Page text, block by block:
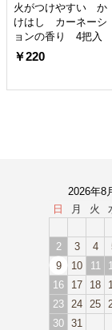
火がつけやすい か
けはし カーネーシ
ョンの香り 4把入
￥220
2026年8
日
月 火
2
3 4
9
10 11
16
17 18
23
24 25
30 31